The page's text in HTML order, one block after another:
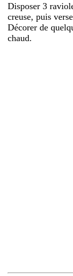
Disposer 3
creuse, puis
Décorer de
chaud.